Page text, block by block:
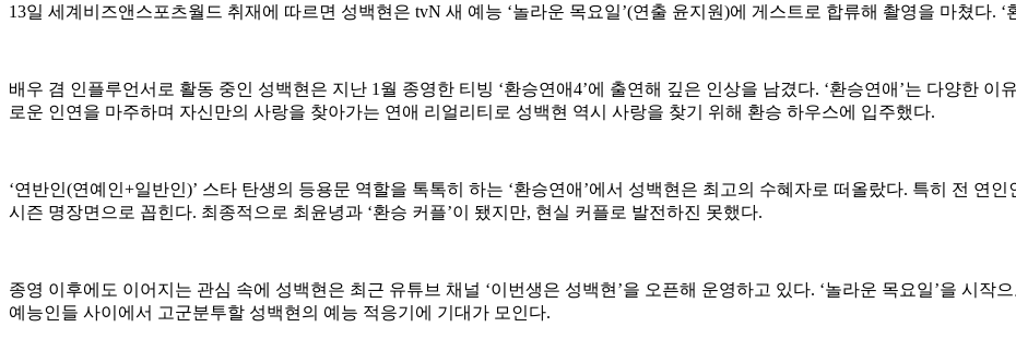
13일 세계비즈앤스포츠월드 취재에 따르면 성백현은 tvN 새 예능 ‘놀라운 목요일’(연출 윤지원)에 게스트로 합류해 촬영을 마쳤다.
배우 겸 인플루언서로 활동 중인 성백현은 지난 1월 종영한 티빙 ‘환승연애4’에 출연해 깊은 인상을 남겼다. ‘환승연애’는 다양한
로운 인연을 마주하며 자신만의 사랑을 찾아가는 연애 리얼리티로 성백현 역시 사랑을 찾기 위해 환승 하우스에 입주했다.
‘연반인(연예인+일반인)’ 스타 탄생의 등용문 역할을 톡톡히 하는 ‘환승연애’에서 성백현은 최고의 수혜자로 떠올랐다. 특히 전 연
시즌 명장면으로 꼽힌다. 최종적으로 최윤녕과 ‘환승 커플’이 됐지만, 현실 커플로 발전하진 못했다.
종영 이후에도 이어지는 관심 속에 성백현은 최근 유튜브 채널 ‘이번생은 성백현’을 오픈해 운영하고 있다. ‘놀라운 목요일’을 시작
예능인들 사이에서 고군분투할 성백현의 예능 적응기에 기대가 모인다.